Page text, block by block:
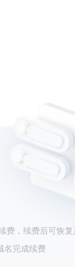
费，续费后可恢复
名完成续费